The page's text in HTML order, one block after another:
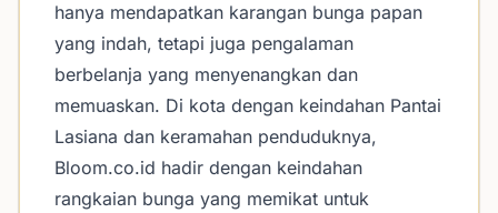
hanya mendapatkan karangan bunga papan
yang indah, tetapi juga pengalaman
berbelanja yang menyenangkan dan
memuaskan. Di kota dengan keindahan Pantai
Lasiana dan keramahan penduduknya,
Bloom.co.id hadir dengan keindahan
rangkaian bunga yang memikat untuk